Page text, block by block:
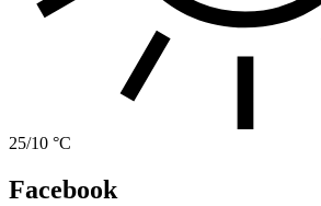
25/10 °C
Facebook